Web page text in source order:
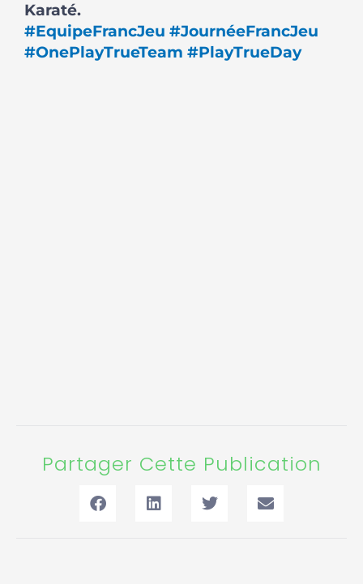
Karaté.
#EquipeFrancJeu #JournéeFrancJeu
#OnePlayTrueTeam #PlayTrueDay
Partager Cette Publication